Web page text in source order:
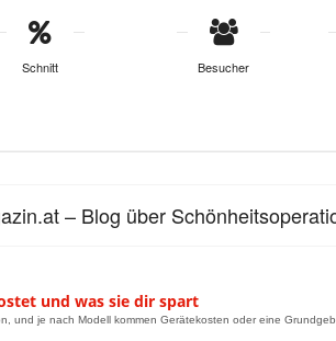
Schnitt Besucher
– Blog über
und was sie dir spart
und je nach Modell kommen Gerätekosten oder eine